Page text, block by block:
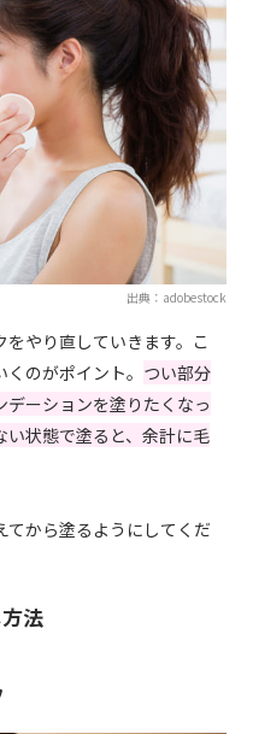
出典：adobestock
やり直していきます。こ
のがポイント。 つい部分
ーションを塗りたくなっ
い状態で塗ると、余計に毛
から塗るようにしてくだ
法